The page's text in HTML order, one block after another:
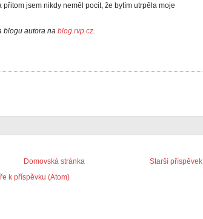
jsem nikdy neměl pocit, že bytím utrpěla moje
blogu autora na blog.rvp.cz.
Starší příspěvek
Domovská stránka
k příspěvku (Atom)